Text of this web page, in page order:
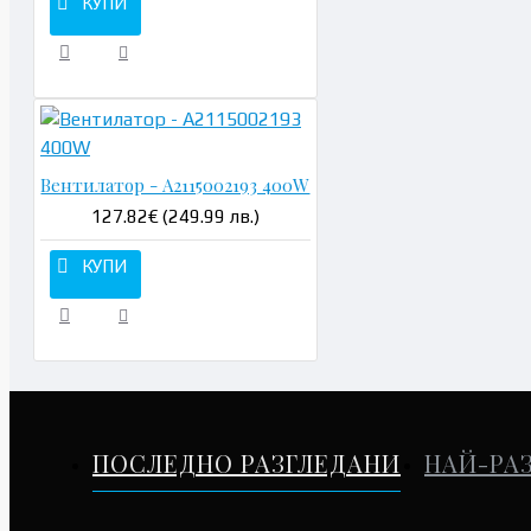
Вентилатор - A2115002193 400W
127.82€ (249.99 лв.)
КУПИ
ПОСЛЕДНО РАЗГЛЕДАНИ НАЙ-